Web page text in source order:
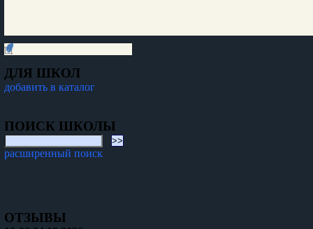
ДЛЯ ШКОЛ
добавить в каталог
ПОИСК ШКОЛЫ
расширенный поиск
ОТЗЫВЫ